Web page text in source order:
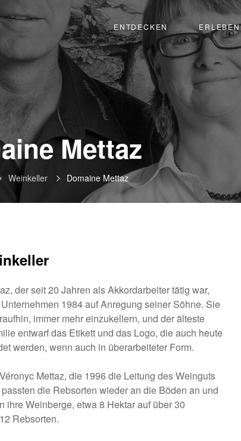
ENTDECKEN ERLEBEN
Mettaz -
Fully
Weinkeller Domaine Mettaz
der seit 20 Jahren als Akkordarbeiter tätig war,
1984 auf Anregung seiner Söhne. Sie
immer mehr einzukellern, und der älteste
entwarf das Etikett und das Logo, die auch heute
werden, wenn auch in überarbeiteter Form.
Mettaz, die 1996 die Leitung des Weinguts
die Rebsorten wieder an die Böden an und
ihre Weinberge, etwa 8 Hektar auf über 30
Rebsorten.